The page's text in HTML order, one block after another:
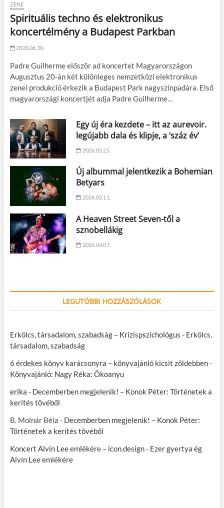
ZENE
Spirituális techno és elektronikus
koncertélmény a Budapest Parkban
2026.06.30.
Padre Guilherme először ad koncertet Magyarországon
Augusztus 20-án két különleges nemzetközi elektronikus
zenei produkció érkezik a Budapest Park nagyszínpadára. Első
magyarországi koncertjét adja Padre Guilherme…
Egy új éra kezdete – itt az aurevoir.
legújabb dala és klipje, a ‘száz év’
2026.05.25.
Új albummal jelentkezik a Bohemian
Betyars
2026.05.11.
A Heaven Street Seven-től a
sznobellákig
2026.04.07.
LEGUTÓBBI HOZZÁSZÓLÁSOK
Erkölcs, társadalom, szabadság – Krízispszichológus - Erkölcs,
társadalom, szabadság
6 érdekes könyv karácsonyra – könyvajánló kicsit zöldebben-
Könyvajánló: Nagy Réka: Ökoanyu
erika - Decemberben megjelenik! – Konok Péter: Történetek a
kerítés tövéből
B. Molnár Béla - Decemberben megjelenik! – Konok Péter:
Történetek a kerítés tövéből
Koncert Alvin Lee emlékére – icon.design- Ezer gyertya ég
Alvin Lee emlékére